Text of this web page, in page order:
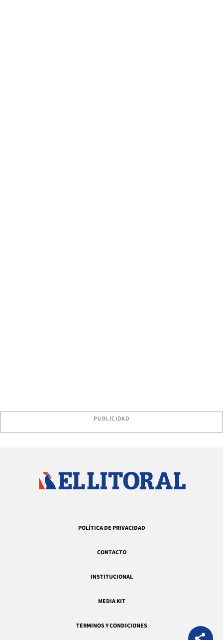
PUBLICIDAD
POLÍTICA DE PRIVACIDAD
CONTACTO
INSTITUCIONAL
MEDIA KIT
TERMINOS Y CONDICIONES